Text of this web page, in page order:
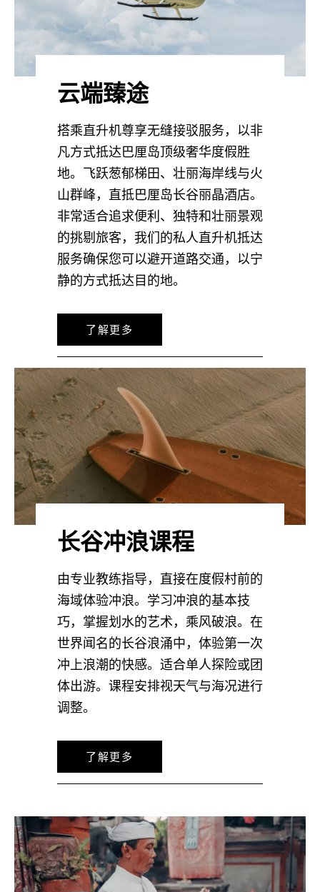
云端臻途
搭乘直升机尊享无缝接驳服务，以非
凡方式抵达巴厘岛顶级奢华度假胜
地。飞跃葱郁梯田、壮丽海岸线与火
山群峰，直抵巴厘岛长谷丽晶酒店。
非常适合追求便利、独特和壮丽景观
的挑剔旅客，我们的私人直升机抵达
服务确保您可以避开道路交通，以宁
静的方式抵达目的地。
了解更多
长谷冲浪课程
由专业教练指导，直接在度假村前的
海域体验冲浪。学习冲浪的基本技
巧，掌握划水的艺术，乘风破浪。在
世界闻名的长谷浪涌中，体验第一次
冲上浪潮的快感。适合单人探险或团
体出游。课程安排视天气与海况进行
调整。
了解更多